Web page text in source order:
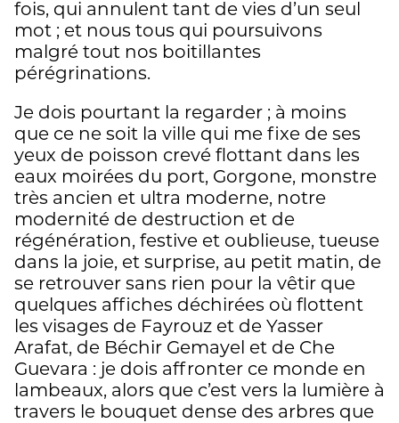
fois, qui annulent tant de vies d’un seul
mot ; et nous tous qui poursuivons
malgré tout nos boitillantes
pérégrinations.
Je dois pourtant la regarder ; à moins
que ce ne soit la ville qui me fixe de ses
yeux de poisson crevé flottant dans les
eaux moirées du port, Gorgone, monstre
très ancien et ultra moderne, notre
modernité de destruction et de
régénération, festive et oublieuse, tueuse
dans la joie, et surprise, au petit matin, de
se retrouver sans rien pour la vêtir que
quelques affiches déchirées où flottent
les visages de Fayrouz et de Yasser
Arafat, de Béchir Gemayel et de Che
Guevara : je dois affronter ce monde en
lambeaux, alors que c’est vers la lumière à
travers le bouquet dense des arbres que